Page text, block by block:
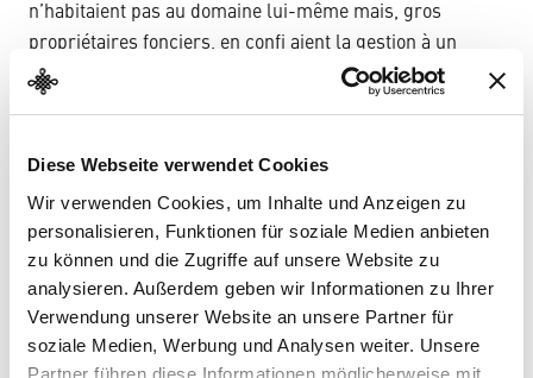
Diese Webseite verwendet Cookies
Wir verwenden Cookies, um Inhalte und Anzeigen zu
personalisieren, Funktionen für soziale Medien anbieten
zu können und die Zugriffe auf unsere Website zu
analysieren. Außerdem geben wir Informationen zu Ihrer
Verwendung unserer Website an unsere Partner für
soziale Medien, Werbung und Analysen weiter. Unsere
Partner führen diese Informationen möglicherweise mit
n’habitaient pas au domaine lui-même mais, gros
propriétaires fonciers, en confi aient la gestion à un
métayer. C’est ce qu’on appelle le capitalisme agraire.